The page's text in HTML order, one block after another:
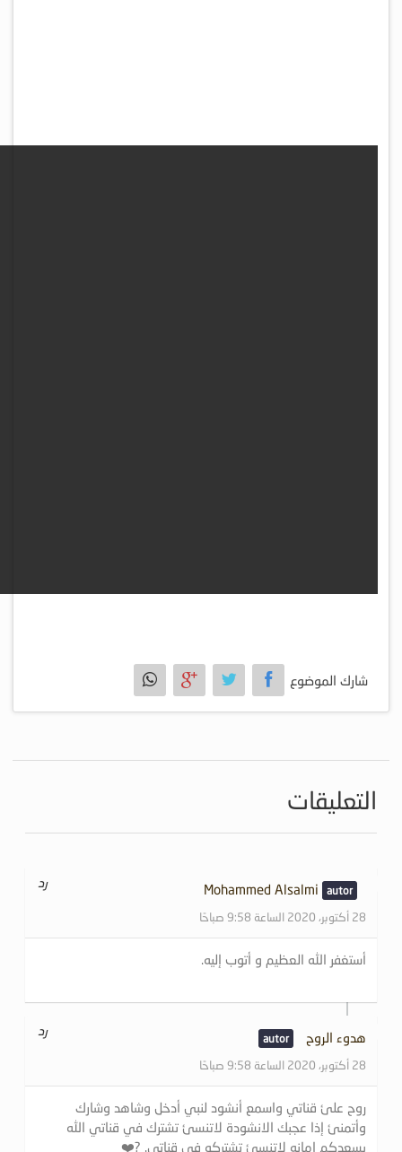
شارك الموضوع
التعليقات
Mohammed Alsalmi
28 أكتوبر، 2020 الساعة 9:58 صباحًا
رد
أستغفر الله العظيم و أتوب إليه.
هدوء الروح
28 أكتوبر، 2020 الساعة 9:58 صباحًا
رد
روح علئ قناتي واسمع أنشود لنبي أدخل وشاهد وشارك
وأتمنئ إذا عجبك الانشودة لاتنسئ تشترك في قناتي الله
يسعدكم امانه لاتنسئ تشتركو في قناتي. ?❤️